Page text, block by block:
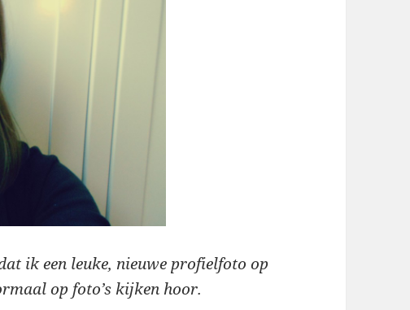
ik een leuke, nieuwe profielfoto op
op foto’s kijken hoor.